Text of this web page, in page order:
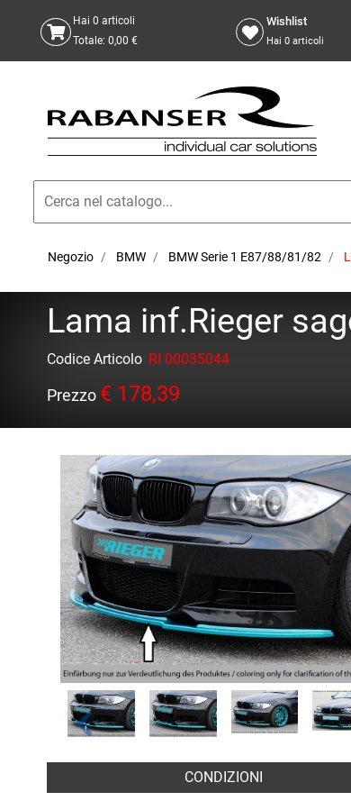
Hai 0 articoli
Totale: 0,00 €
Wishlist
Hai 0 articoli
Negozio BMW BMW Serie 1 E87/88/81/82
Lama inf.Rieger
Codice Articolo RI 00035044
Prezzo € 178,39
CONDIZIONI